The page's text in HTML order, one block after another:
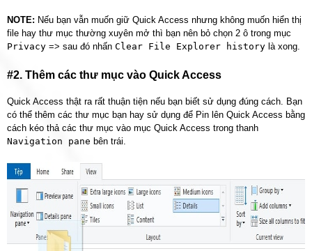
NOTE: Nếu bạn vẫn muốn giữ Quick Access nhưng không muốn hiển thị
file hay thư mục thường xuyên mở thì bạn nên bỏ chọn 2 ô trong mục
Privacy => sau đó nhấn Clear File Explorer history là xong.
#2. Thêm các thư mục vào Quick Access
Quick Access thật ra rất thuận tiện nếu bạn biết sử dụng đúng cách. Bạn
có thể thêm các thư mục bạn hay sử dụng để Pin lên Quick Access bằng
cách kéo thả các thư mục vào mục Quick Access trong thanh
Navigation pane bên trái.